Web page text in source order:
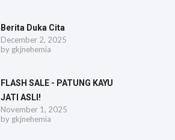
Berita Duka Cita
December 2, 2025
by gkjnehemia
FLASH SALE - PATUNG KAYU
JATI ASLI!
November 1, 2025
by gkjnehemia